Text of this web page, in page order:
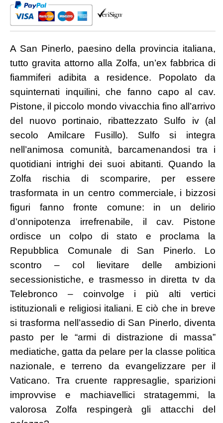
A San Pinerlo, paesino della provincia italiana,
tutto gravita attorno alla Zolfa, un’ex fabbrica di
fiammiferi adibita a residence. Popolato da
squinternati inquilini, che fanno capo al cav.
Pistone, il piccolo mondo vivacchia fino all’arrivo
del nuovo portinaio, ribattezzato Sulfo iv (al
secolo Amilcare Fusillo). Sulfo si integra
nell’animosa comunità, barcamenandosi tra i
quotidiani intrighi dei suoi abitanti. Quando la
Zolfa rischia di scomparire, per essere
trasformata in un centro commerciale, i bizzosi
figuri fanno fronte comune: in un delirio
d’onnipotenza irrefrenabile, il cav. Pistone
ordisce un colpo di stato e proclama la
Repubblica Comunale di San Pinerlo. Lo
scontro – col lievitare delle ambizioni
secessionistiche, e trasmesso in diretta tv da
Telebronco – coinvolge i più alti vertici
istituzionali e religiosi italiani. E ciò che in breve
si trasforma nell’assedio di San Pinerlo, diventa
pasto per le “armi di distrazione di massa”
mediatiche, gatta da pelare per la classe politica
nazionale, e terreno da evangelizzare per il
Vaticano. Tra cruente rappresaglie, sparizioni
improvvise e machiavellici stratagemmi, la
valorosa Zolfa respingerà gli attacchi del